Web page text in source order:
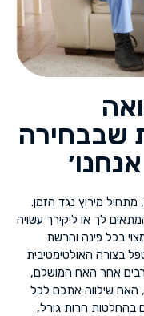
שבבחירה
מירוץ נגד הזמן.
לך או ליקירך עשויה
בכל פינה והרשת
בצורה האולטימטיבית
רבים אחר האח המושלם,
האח שילווה אתכם לכל
בהחלטות הרות גורל,